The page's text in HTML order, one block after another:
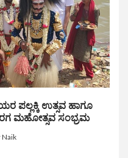
ಪಲ್ಲಕ್ಕಿ ಉತ್ಸವ ಹಾಗೂ
ಮಹೋತ್ಸವ ಸಂಭ್ರಮ
Naik